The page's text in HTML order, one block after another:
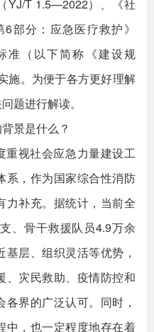
YJ/T 1.5—2022）、《社
部分：应急医疗救护》
准（以下简称《建设规
施。为便于各方更好理解
题进行解读。
景是什么？
重视社会应急力量建设工
系，作为国家综合性消防
力补充。据统计，当前全
、骨干救援队员4.9万余
层、组织灵活等优势，
、灾民救助、疫情防控和
界的广泛认可。同时，
中，也一定程度地存在着